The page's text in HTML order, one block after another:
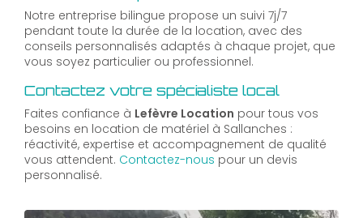
Notre entreprise bilingue propose un suivi 7j/7
pendant toute la durée de la location, avec des
conseils personnalisés adaptés à chaque projet, que
vous soyez particulier ou professionnel.
Contactez votre spécialiste local
Faites confiance à Lefèvre Location pour tous vos
besoins en location de matériel à Sallanches :
réactivité, expertise et accompagnement de qualité
vous attendent. Contactez-nous pour un devis
personnalisé.